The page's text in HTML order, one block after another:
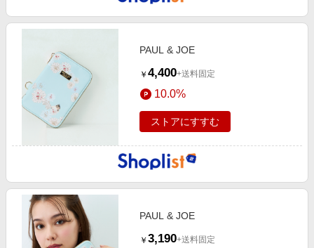
PAUL & JOE
￥ 4,400+送料固定
10.0%
ストアにすすむ
PAUL & JOE
￥ 3,190+送料固定